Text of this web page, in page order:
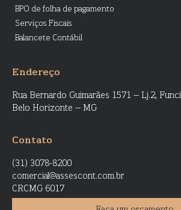
BPO de folha de pagamento
Serviços Fiscais
Balancete Contábil
Endereço
Rua Bernardo Guimarães 1571 – Lj.2,
Belo Horizonte – MG
Contato
(31) 3078-8200
comercial@assescont.com.br
CRCMG 6017